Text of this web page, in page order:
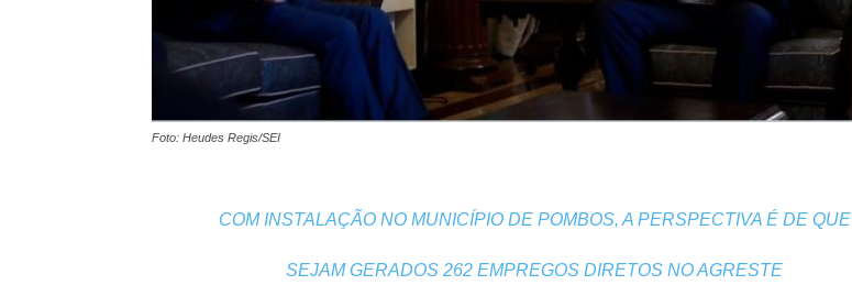
Foto: Heudes Regis/SEI
COM INSTALAÇÃO NO MUNICÍPIO DE POMBOS, A PERSPECTIVA É DE QUE
SEJAM GERADOS 262 EMPREGOS DIRETOS NO AGRESTE